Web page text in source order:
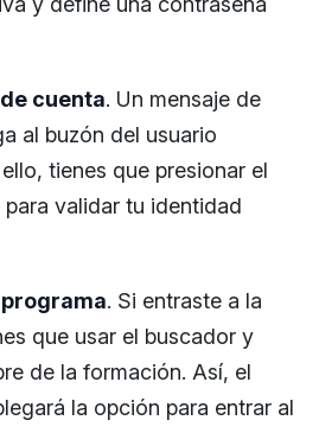
cuenta. Un mensaje de
al buzón del usuario
tienes que presionar el
validar tu identidad
. Si entraste a la
que usar el buscador y
de la formación. Así, el
la opción para entrar al